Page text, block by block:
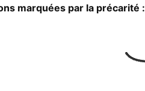
marquées par la précarité :